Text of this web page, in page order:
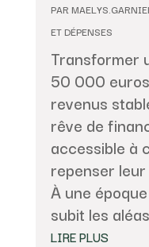
PAR
ET DÉPENSES
Transformer
50 000
revenus
rêve de
accessible à
repenser
À une
subit les
LIRE PLUS